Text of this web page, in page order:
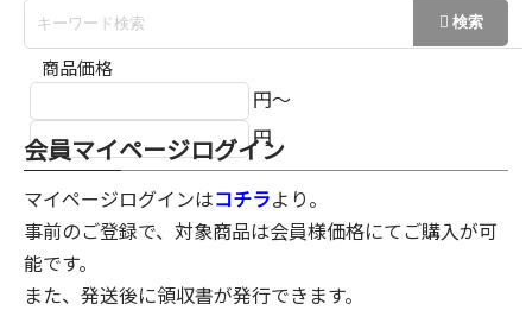
商品価格
円～
円
会員マイページログイン
マイページログインはコチラより。
事前のご登録で、対象商品は会員様価格にてご購入が可
能です。
また、発送後に領収書が発行できます。